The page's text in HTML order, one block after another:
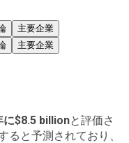
主要企業
主要企業
に$8.5 billionと評価さ
ると予測されており、